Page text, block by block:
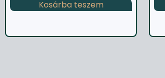
Kosárba teszem